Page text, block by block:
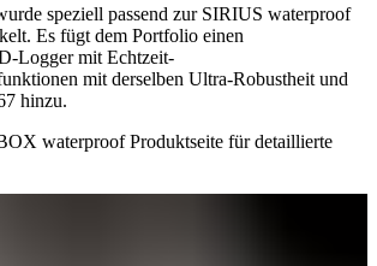
speziell passend zur SIRIUS waterproof
Es fügt dem Portfolio einen
Logger mit Echtzeit-
mit derselben Ultra-Robustheit und
hinzu.
waterproof Produktseite für detaillierte